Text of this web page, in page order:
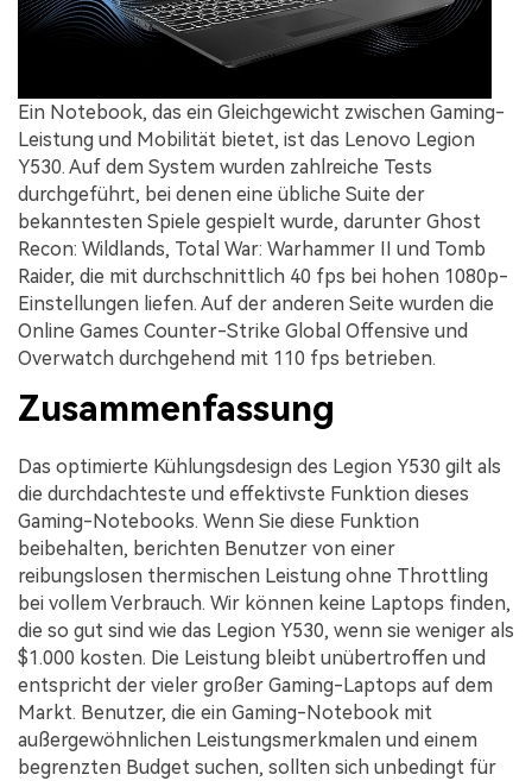
Ein Notebook, das ein Gleichgewicht zwischen Gaming-
Leistung und Mobilität bietet, ist das Lenovo Legion
Y530. Auf dem System wurden zahlreiche Tests
durchgeführt, bei denen eine übliche Suite der
bekanntesten Spiele gespielt wurde, darunter Ghost
Recon: Wildlands, Total War: Warhammer II und Tomb
Raider, die mit durchschnittlich 40 fps bei hohen 1080p-
Einstellungen liefen. Auf der anderen Seite wurden die
Online Games Counter-Strike Global Offensive und
Overwatch durchgehend mit 110 fps betrieben.
Zusammenfassung
Das optimierte Kühlungsdesign des Legion Y530 gilt als
die durchdachteste und effektivste Funktion dieses
Gaming-Notebooks. Wenn Sie diese Funktion
beibehalten, berichten Benutzer von einer
reibungslosen thermischen Leistung ohne Throttling
bei vollem Verbrauch. Wir können keine Laptops finden,
die so gut sind wie das Legion Y530, wenn sie weniger als
$1.000 kosten. Die Leistung bleibt unübertroffen und
entspricht der vieler großer Gaming-Laptops auf dem
Markt. Benutzer, die ein Gaming-Notebook mit
außergewöhnlichen Leistungsmerkmalen und einem
begrenzten Budget suchen, sollten sich unbedingt für